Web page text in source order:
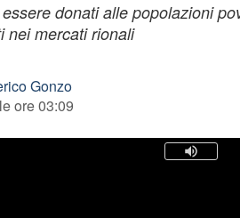
donati alle popolazioni
nei mercati rionali
Gonzo
ore 03:09